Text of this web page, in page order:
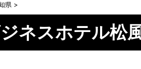
県 >
ネスホテル松